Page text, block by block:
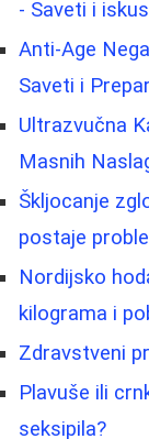
- Saveti i
Anti-Age
Saveti i
Ultrazvučna
Masnih
Škljocanje
postaje
Nordijsko
kilograma i
Zdravstveni
Plavuše ili
seksipila?